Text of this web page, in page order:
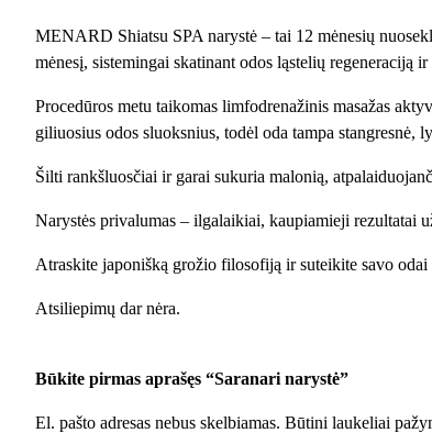
MENARD Shiatsu SPA narystė – tai 12 mėnesių
mėnesį, sistemingai skatinant odos ląstelių
Procedūros metu taikomas limfodrenažinis masažas
giliuosius odos sluoksnius, todėl oda tampa stangresnė,
Šilti rankšluosčiai ir garai sukuria malonią,
Narystės privalumas – ilgalaikiai, kaupiamieji rezultatai
Atraskite japonišką grožio filosofiją ir suteikite savo
Atsiliepimų dar nėra.
Būkite pirmas aprašęs “Saranari narystė”
El. pašto adresas nebus skelbiamas. Būtini laukeliai